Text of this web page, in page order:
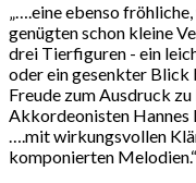
„….eine ebenso
genügten schon kleine
drei Tierfiguren - ein
oder ein gesenkter Blick
Freude zum Ausdruck
Akkordeonisten Hannes
….mit wirkungsvollen
komponierten